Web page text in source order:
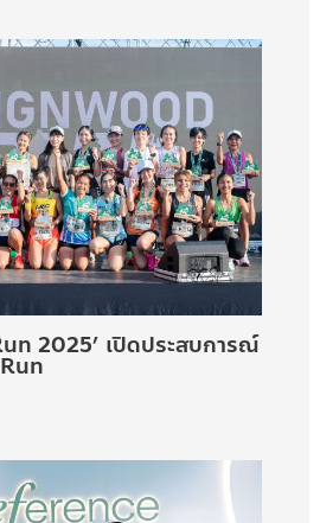
2025’ เปิดประสบการณ์